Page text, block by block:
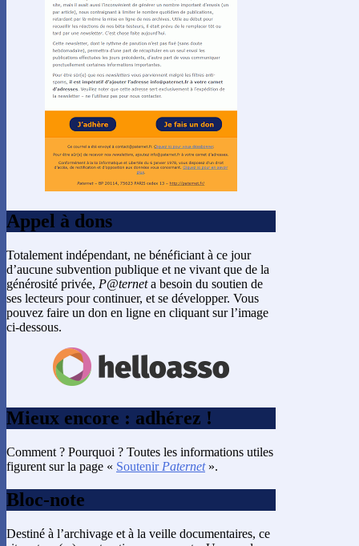
Appel à dons
Totalement indépendant, ne bénéficiant à ce jour
d’aucune subvention publique et ne vivant que de la
générosité privée, P@terneta besoin du soutien de
ses lecteurs pour continuer, et se développer. Vous
pouvez faire un don en ligne en cliquant sur l’image
ci-dessous.
Mieux encore : adhérez !
Comment ? Pourquoi ? Toutes les informations utiles
figurent sur la page « Soutenir Paternet».
Bloc-note
Destiné à l’archivage et à la veille documentaires, ce